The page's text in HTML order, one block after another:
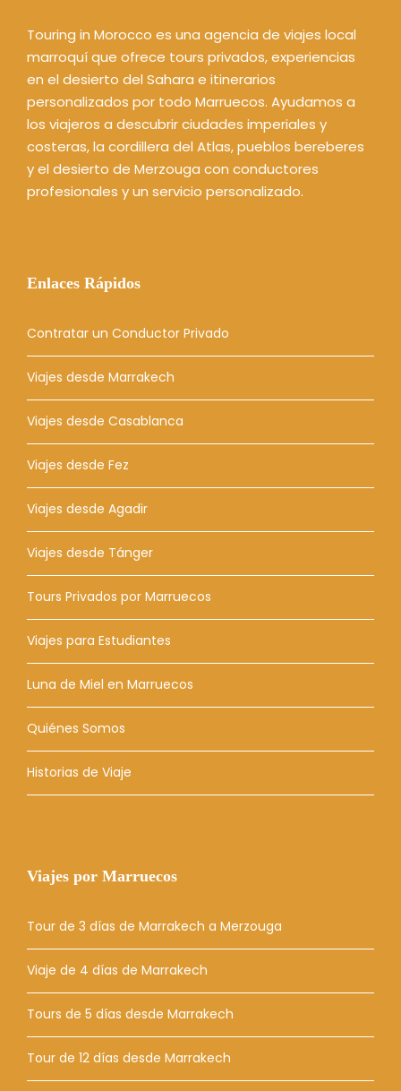
Touring in Morocco es una agencia de viajes local
marroquí que ofrece tours privados, experiencias
en el desierto del Sahara e itinerarios
personalizados por todo Marruecos. Ayudamos a
los viajeros a descubrir ciudades imperiales y
costeras, la cordillera del Atlas, pueblos bereberes
y el desierto de Merzouga con conductores
profesionales y un servicio personalizado.
Enlaces Rápidos
Contratar un Conductor Privado
Viajes desde Marrakech
Viajes desde Casablanca
Viajes desde Fez
Viajes desde Agadir
Viajes desde Tánger
Tours Privados por Marruecos
Viajes para Estudiantes
Luna de Miel en Marruecos
Quiénes Somos
Historias de Viaje
Viajes por Marruecos
Tour de 3 días de Marrakech a Merzouga
Viaje de 4 días de Marrakech
Tours de 5 días desde Marrakech
Tour de 12 días desde Marrakech